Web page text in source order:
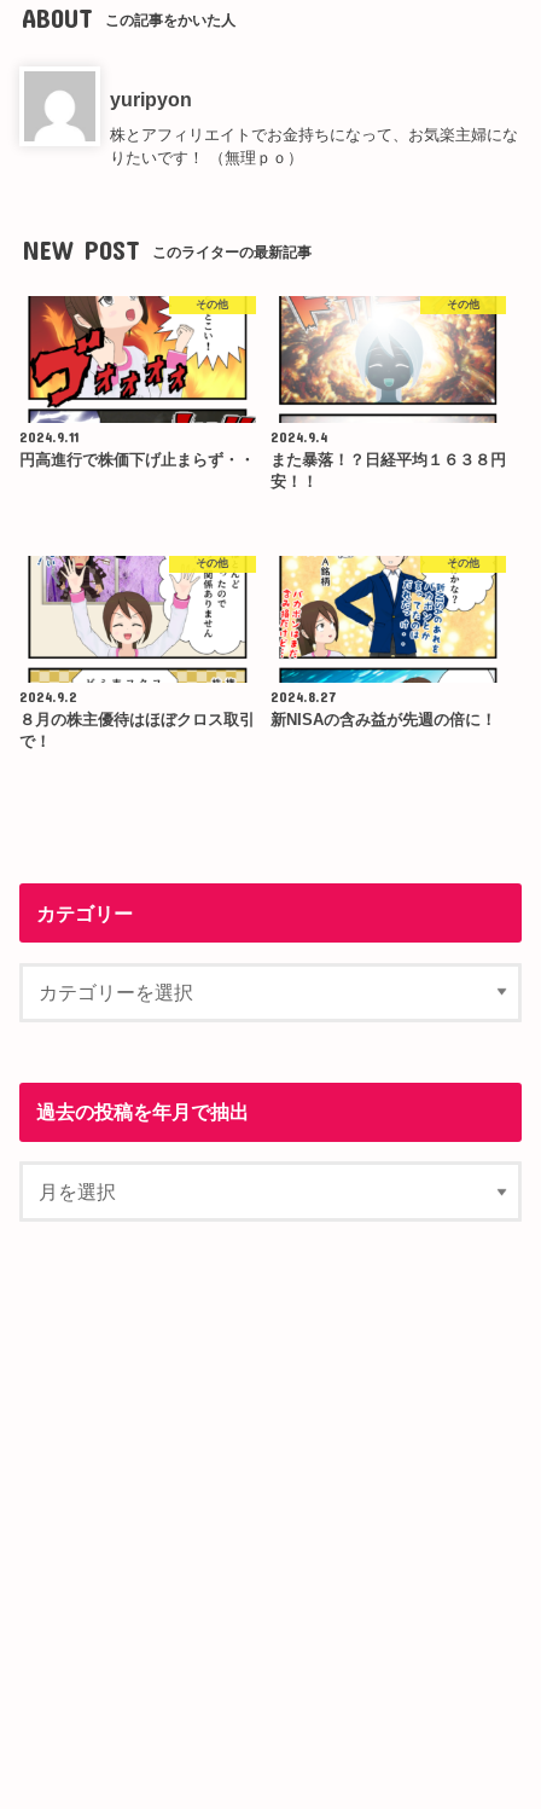
ABOUT この記事をかいた人
yuripyon
株とアフィリエイトでお金持ちになって、お気楽主婦にな
りたいです！ （無理ｐｏ）
NEW POST このライターの最新記事
その他
2024.9.11
円高進行で株価下げ止まらず・・
その他
2024.9.4
また暴落！？日経平均１６３８円
安！！
その他
2024.9.2
８月の株主優待はほぼクロス取引
で！
その他
2024.8.27
新NISAの含み益が先週の倍に！
カテゴリー
過去の投稿を年月で抽出